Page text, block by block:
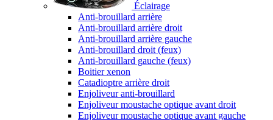
Éclairage
Anti-brouillard arrière
Anti-brouillard arrière droit
Anti-brouillard arrière gauche
Anti-brouillard droit (feux)
Anti-brouillard gauche (feux)
Boitier xenon
Catadioptre arrière droit
Enjoliveur anti-brouillard
Enjoliveur moustache optique avant droit
Enjoliveur moustache optique avant gauche